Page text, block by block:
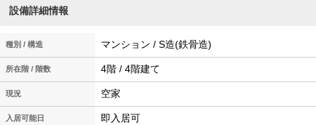
設備詳細情報
種別 / 構造 マンション / S造(鉄骨造)
所在階 / 階数 4階 / 4階建て
現況 空家
入居可能日 即入居可